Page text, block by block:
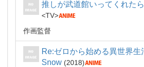
推しが武道館いってくれた
TV
作画監督
Re:ゼロから始める異世界生
Snow
2018